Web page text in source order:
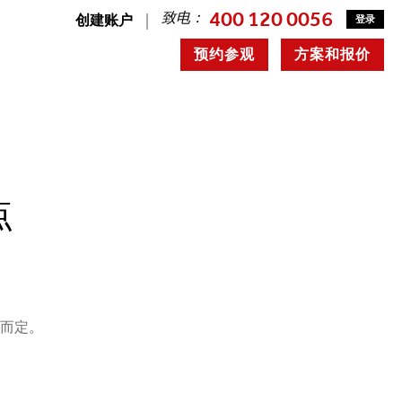
创建账户 致电： 400 120 0056 登录
方案和报价
预约参观
定。